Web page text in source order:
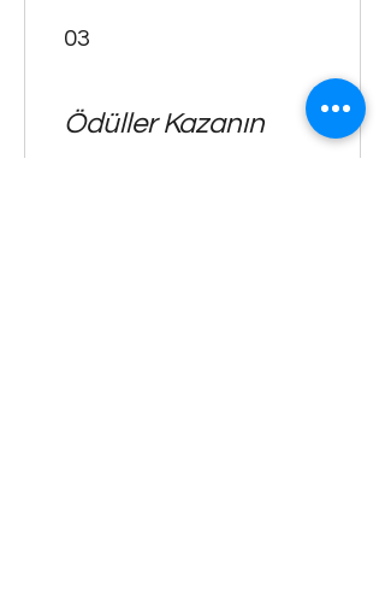
03
Ödüller Kazanın